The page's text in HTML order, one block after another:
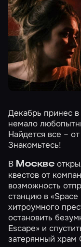
Декабрь принес
немало
Найдется все –
Знакомьтесь!
В Москве
квестов от
возможность
станцию в
хитроумного
остановить
Escape» и
затерянный